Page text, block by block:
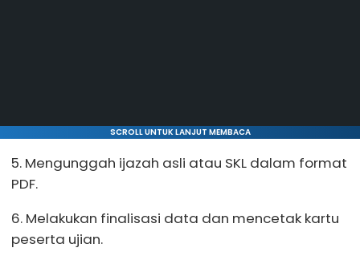
SCROLL UNTUK LANJUT MEMBACA
5. Mengunggah ijazah asli atau SKL dalam format
PDF.
6. Melakukan finalisasi data dan mencetak kartu
peserta ujian.